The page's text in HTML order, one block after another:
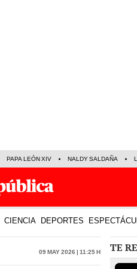
PAPA LEÓN XIV NALDY SALDAÑA
CIENCIA DEPORTES
09 May 2026 | 11:25 h TE